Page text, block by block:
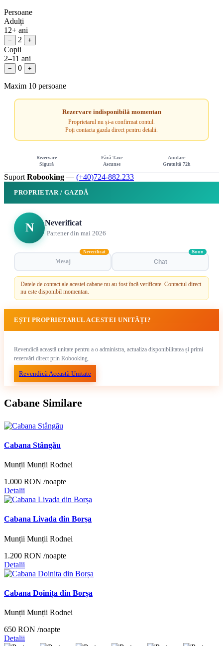
Persoane
Adulți
12+ ani
− 2 +
Copii
2–11 ani
− 0 +
Maxim 10 persoane
Rezervare indisponibilă momentan
Proprietarul nu și-a confirmat contul.
Poți contacta gazda direct pentru detalii.
Rezervare
Sigură
Fără Taxe
Ascunse
Anulare
Gratuită 72h
Suport Robooking — (+40)724-882.233
PROPRIETAR / GAZDĂ
N Neverificat
Partener din mai 2026
Mesaj
Neverificat
Chat
Soon
Datele de contact ale acestei cabane nu au fost încă verificate. Contactul direct
nu este disponibil momentan.
EȘTI PROPRIETARUL ACESTEI UNITĂȚI?
Revendică această unitate pentru a o administra, actualiza disponibilitatea și primi
rezervări direct prin Robooking.
Revendică Această Unitate
Cabane Similare
Cabana Stângău
Munții Munții Rodnei
1.000 RON /noapte
Detalii
Cabana Livada din Borșa
Munții Munții Rodnei
1.200 RON /noapte
Detalii
Cabana Doinița din Borșa
Munții Munții Rodnei
650 RON /noapte
Detalii